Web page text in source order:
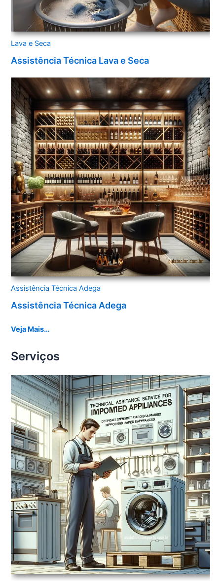
Lava e Seca
Assistência Técnica Lava e Seca
Assistência Técnica Adega
Assistência Técnica Adega
Veja Mais…
Serviços